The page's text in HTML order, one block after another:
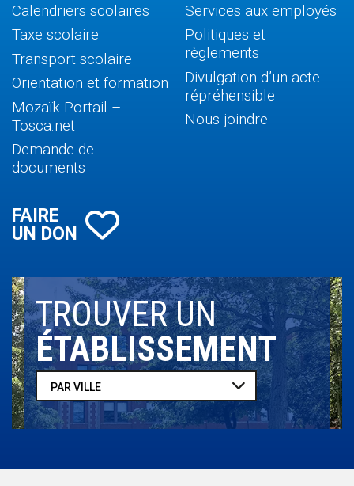
Calendriers scolaires
Taxe scolaire
Transport scolaire
Orientation et formation
Mozaïk Portail –
Tosca.net
Demande de
documents
Services aux employés
Politiques et
règlements
Divulgation d’un acte
répréhensible
Nous joindre
FAIRE
UN DON
TROUVER UN
ÉTABLISSEMENT